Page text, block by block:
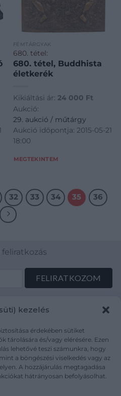
kezelés
érdekében sütiket
tárolására és/vagy elérésére. Ezen
lehetővé teszi számunkra, hogy
a böngészési viselkedés vagy az
A hozzájárulás megtagadása
hátrányosan befolyásolhat.
FÉMTÁRGYAK
680. tétel:
680. tétel, Buddhista
életkerék
Kikiáltási ár: 24 000 Ft
Aukció:
29. aukció / műtárgy
Aukció időpontja: 2015-05-21
18:00
MEGTEKINTEM
32 33 34 35 36
feliratkozás
Áraink
ÁSZF
Adatvédelem
Impresszum